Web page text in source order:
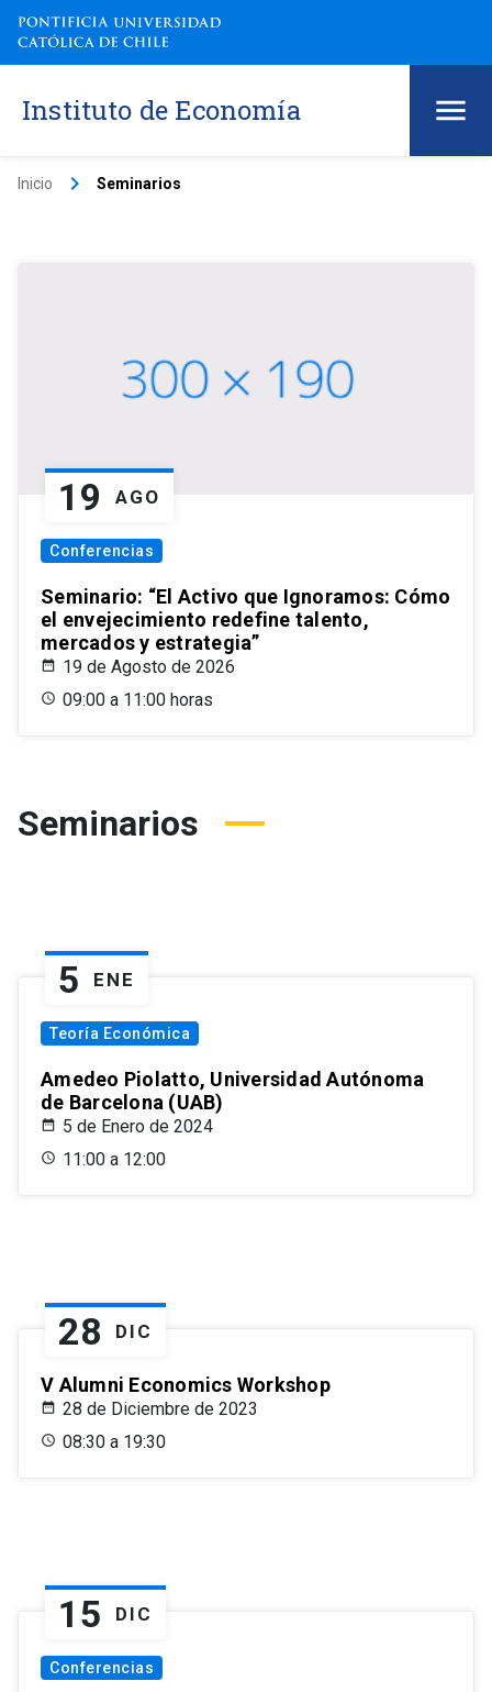
Instituto de Economía
Inicio keyboard_arrow_right Seminarios
19 AGO
Conferencias
Seminario: “El Activo que Ignoramos: Cómo
el envejecimiento redefine talento,
mercados y estrategia”
19 de Agosto de 2026
09:00 a 11:00 horas
Seminarios
5 ENE
Teoría Económica
Amedeo Piolatto, Universidad Autónoma
de Barcelona (UAB)
5 de Enero de 2024
11:00 a 12:00
28 DIC
V Alumni Economics Workshop
28 de Diciembre de 2023
08:30 a 19:30
15 DIC
Conferencias